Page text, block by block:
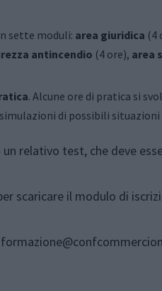
sette moduli: area giuridica (4
antincendio (4 ore), area
. Alcune ore di pratica si
di possibili
relativo test, che deve
scaricare il modulo di